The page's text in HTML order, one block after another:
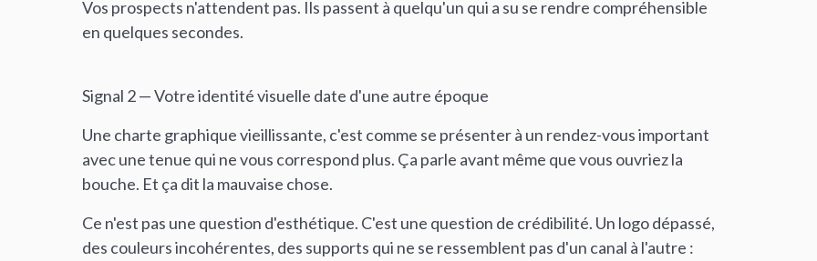
Vos prospects n'attendent pas. Ils passent à quelqu'un qui a su se rendre compréhensible
en quelques secondes.
Signal 2 — Votre identité visuelle date d'une autre époque
Une charte graphique vieillissante, c'est comme se présenter à un rendez-vous important
avec une tenue qui ne vous correspond plus. Ça parle avant même que vous ouvriez la
bouche. Et ça dit la mauvaise chose.
Ce n'est pas une question d'esthétique. C'est une question de crédibilité. Un logo dépassé,
des couleurs incohérentes, des supports qui ne se ressemblent pas d'un canal à l'autre :